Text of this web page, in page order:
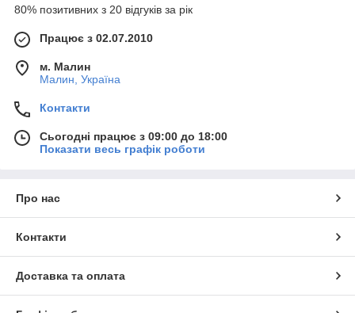
80% позитивних з 20 відгуків за рік
Працює з 02.07.2010
м. Малин
Малин, Україна
Контакти
Сьогодні працює з 09:00 до 18:00
Показати весь графік роботи
Про нас
Контакти
Доставка та оплата